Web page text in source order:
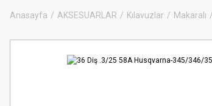
Anasayfa AKSESUARLAR Kılavuzlar Makaralı